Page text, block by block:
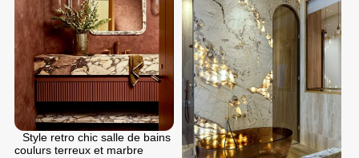
Style retro chic salle de bains
coulurs terreux et marbre